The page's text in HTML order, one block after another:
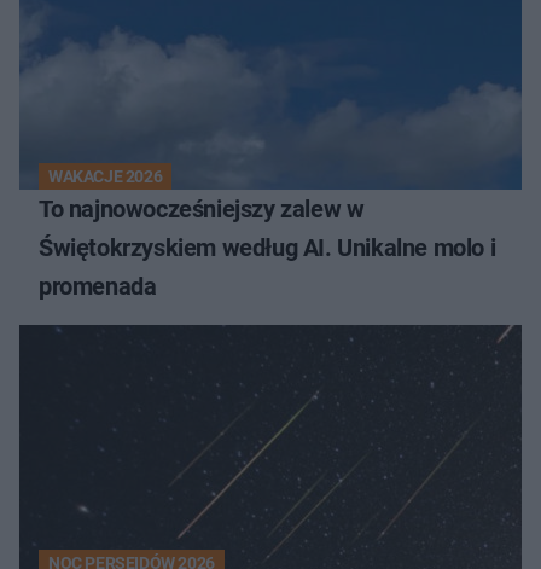
WAKACJE 2026
To najnowocześniejszy zalew w
Świętokrzyskiem według AI. Unikalne molo i
promenada
NOC PERSEIDÓW 2026